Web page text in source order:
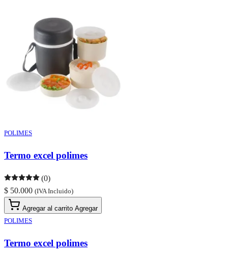
POLIMES
Termo excel polimes
(0)
$ 50.000 (IVA Incluido)
Agregar al carrito Agregar
POLIMES
Termo excel polimes